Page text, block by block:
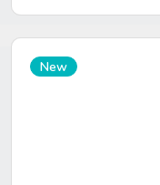
New